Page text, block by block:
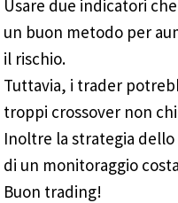
Usare due indicatori
un buon metodo per
il rischio.
Tuttavia, i trader
troppi crossover non
Inoltre la strategia
di un monitoraggio
Buon trading!